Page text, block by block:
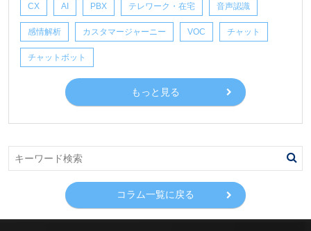
CX AI PBX テレワーク・在宅 音声認識
感情解析 カスタマージャーニー VOC チャット
チャットボット
もっと見る
コラム一覧に戻る